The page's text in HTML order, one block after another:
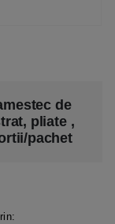
de
pliate ,
pachet